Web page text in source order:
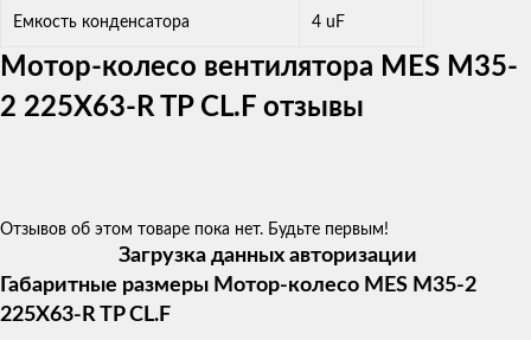
Емкость конденсатора 4 uF
Мотор-колесо вентилятора MES M35-
2 225X63-R TP CL.F отзывы
Отзывов об этом товаре пока нет. Будьте первым!
Загрузка данных авторизации
Габаритные размеры Мотор-колесо MES M35-2
225X63-R TP CL.F